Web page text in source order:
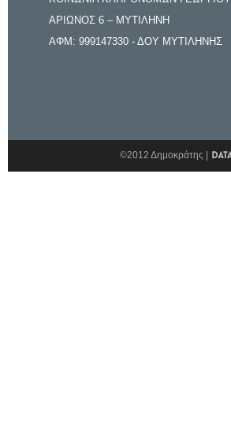
ΑΡΙΩΝΟΣ 6 – ΜΥΤΙΛΗΝΗ
ΑΦΜ: 999147330 - ΔΟΥ ΜΥΤΙΛΗΝΗΣ
©2012 Δημοκράτης |